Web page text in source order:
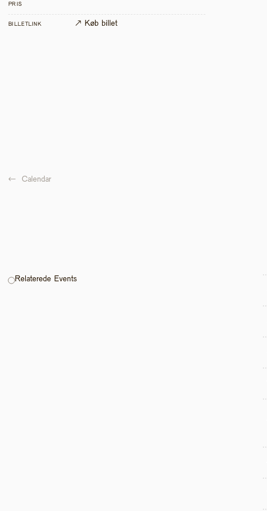
PRIS
BILLETLINK ↗ Køb billet
← Calendar
Relaterede Events